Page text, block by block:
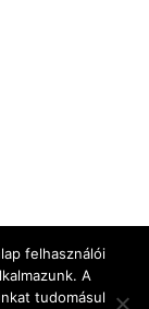
felhasználói
A
tudomásul